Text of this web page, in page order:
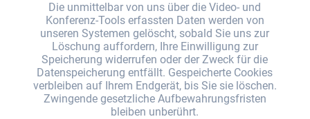
Die unmittelbar von uns über die Video- und
Konferenz-Tools erfassten Daten werden von
unseren Systemen gelöscht, sobald Sie uns zur
Löschung auffordern, Ihre Einwilligung zur
Speicherung widerrufen oder der Zweck für die
Datenspeicherung entfällt. Gespeicherte Cookies
verbleiben auf Ihrem Endgerät, bis Sie sie löschen.
Zwingende gesetzliche Aufbewahrungsfristen
bleiben unberührt.